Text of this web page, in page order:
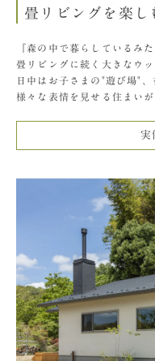
畳リビングを楽し
『森の中で暮らしているみた
畳リビングに続く大きなウ
日中はお子さまの"遊び場"
様々な表情を見せる住まいが
実